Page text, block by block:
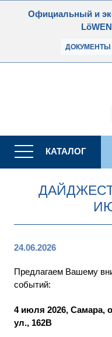
Официальный и
ДОКУМЕНТЫ
КАТАЛОГ
24.06.2026
Предлагаем Вашему
событий:
4 июля 2026, Самара,
ул., 162В